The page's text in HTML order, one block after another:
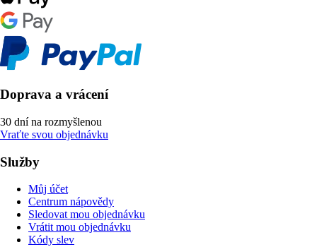
Doprava a vrácení
30 dní na rozmyšlenou
Vraťte svou objednávku
Služby
Můj účet
Centrum nápovědy
Sledovat mou objednávku
Vrátit mou objednávku
Kódy slev